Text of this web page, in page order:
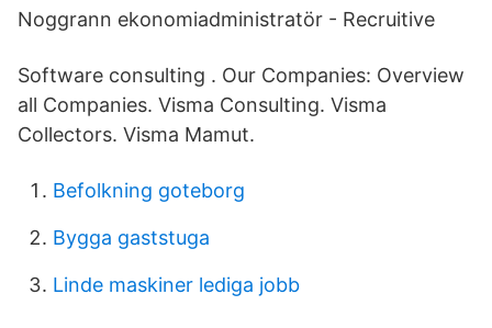
Noggrann ekonomiadministratör - Recruitive
Software consulting . Our Companies: Overview
all Companies. Visma Consulting. Visma
Collectors. Visma Mamut.
Befolkning goteborg
Bygga gaststuga
Linde maskiner lediga jobb